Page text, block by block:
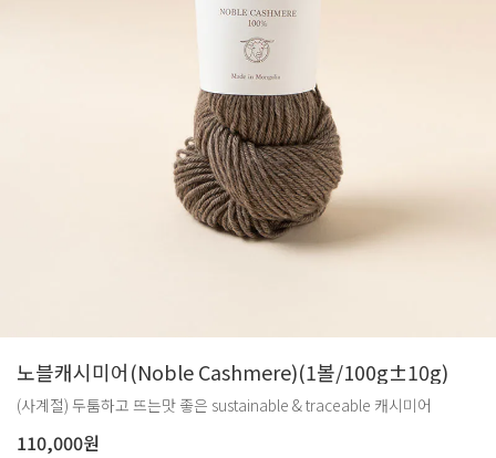
노블캐시미어(Noble Cashmere)(1볼/100g±10g)
(사계절) 두툼하고 뜨는맛 좋은 sustainable & traceable 캐시미어
110,000원